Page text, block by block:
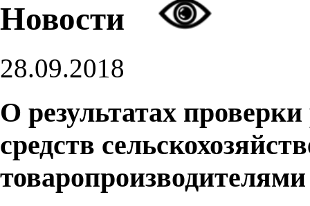
Новости
28.09.2018
О результатах
средств
товаропроизводителями